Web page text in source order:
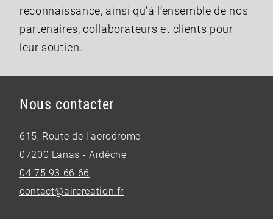
reconnaissance, ainsi qu’à l’ensemble de nos
partenaires, collaborateurs et clients pour
leur soutien.
Nous contacter
615, Route de l’aerodrome
07200 Lanas - Ardèche
04 75 93 66 66
contact@aircreation.fr